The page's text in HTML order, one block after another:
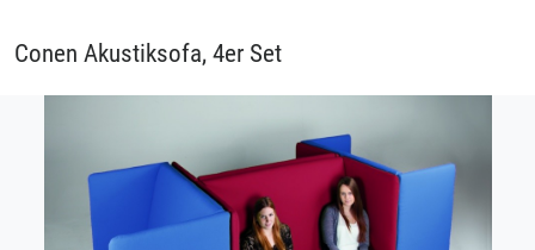
Conen Akustiksofa, 4er Set